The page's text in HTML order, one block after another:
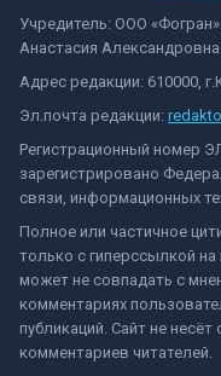
Учредитель: ООО
Анастасия Александровна
Адрес редакции: 610000,
Эл.почта редакции:
Регистрационный номер
зарегистрировано
связи, информационных
Полное или частичное
только с гиперссылкой
может не совпадать с
комментариях
публикаций. Сайт не
комментариев читателей.